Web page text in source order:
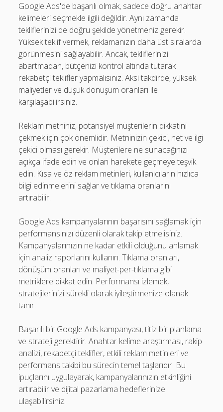
Google Ads'de başarılı olmak, sadece doğru anahtar
kelimeleri seçmekle ilgili değildir. Aynı zamanda
tekliflerinizi de doğru şekilde yönetmeniz gerekir.
Yüksek teklif vermek, reklamanızın daha üst sıralarda
görünmesini sağlayabilir. Ancak, tekliflerinizi
abartmadan, bütçenizi kontrol altında tutarak
rekabetçi teklifler yapmalısınız. Aksi takdirde, yüksek
maliyetler ve düşük dönüşüm oranları ile
karşılaşabilirsiniz.
Reklam metniniz, potansiyel müşterilerin dikkatini
çekmek için çok önemlidir. Metninizin çekici, net ve ilgi
çekici olması gerekir. Müşterilere ne sunacağınızı
açıkça ifade edin ve onları harekete geçmeye teşvik
edin. Kısa ve öz reklam metinleri, kullanıcıların hızlıca
bilgi edinmelerini sağlar ve tıklama oranlarını
artırabilir.
Google Ads kampanyalarının başarısını sağlamak için
performansınızı düzenli olarak takip etmelisiniz.
Kampanyalarınızın ne kadar etkili olduğunu anlamak
için analiz raporlarını kullanın. Tıklama oranları,
dönüşüm oranları ve maliyet-per-tıklama gibi
metriklere dikkat edin. Performansı izlemek,
stratejilerinizi sürekli olarak iyileştirmenize olanak
tanır.
Başarılı bir Google Ads kampanyası, titiz bir planlama
ve strateji gerektirir. Anahtar kelime araştırması, rakip
analizi, rekabetçi teklifler, etkili reklam metinleri ve
performans takibi bu sürecin temel taşlarıdır. Bu
ipuçlarını uygulayarak, kampanyalarınızın etkinliğini
artırabilir ve dijital pazarlama hedeflerinize
ulaşabilirsiniz.